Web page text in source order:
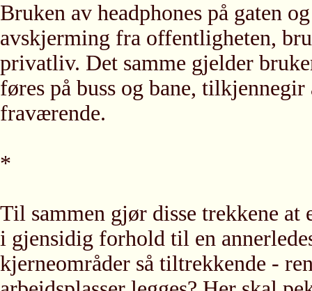
Bruken av headphones på gaten
avskjerming fra offentligheten,
privatliv. Det samme gjelder
føres på buss og bane,
fraværende.
*
Til sammen gjør disse trekkene at
i gjensidig forhold til en
kjerneområder så tiltrekkende -